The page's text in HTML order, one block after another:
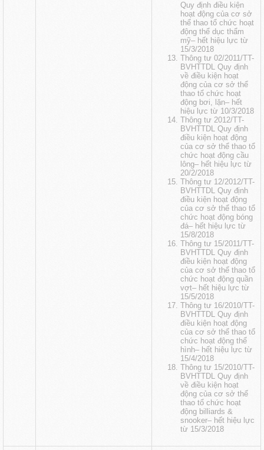
Quy định điều kiện
hoạt động của cơ sở
thể thao tổ chức hoạt
động thể dục thẩm
mỹ– hết hiệu lực từ
15/3/2018
Thông tư 02/2011/TT-
BVHTTDL Quy định
về điều kiện hoạt
động của cơ sở thể
thao tổ chức hoạt
động bơi, lặn– hết
hiệu lực từ 10/3/2018
Thông tư 2012/TT-
BVHTTDL Quy định
điều kiện hoạt động
của cơ sở thể thao tổ
chức hoạt động cầu
lông– hết hiệu lực từ
20/2/2018
Thông tư 12/2012/TT-
BVHTTDL Quy định
điều kiện hoạt động
của cơ sở thể thao tổ
chức hoạt động bóng
đá– hết hiệu lực từ
15/8/2018
Thông tư 15/2011/TT-
BVHTTDL Quy định
điều kiện hoạt động
của cơ sở thể thao tổ
chức hoạt động quần
vợt– hết hiệu lực từ
15/5/2018
Thông tư 16/2010/TT-
BVHTTDL Quy định
điều kiện hoạt động
của cơ sở thể thao tổ
chức hoạt động thể
hình– hết hiệu lực từ
15/4/2018
Thông tư 15/2010/TT-
BVHTTDL Quy định
về điều kiện hoạt
động của cơ sở thể
thao tổ chức hoạt
động billiards &
snooker– hết hiệu lực
từ 15/3/2018